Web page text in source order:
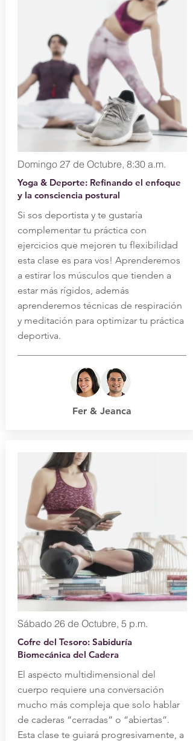
Domingo 27 de Octubre, 8:30 a.m.
Yoga & Deporte: Refinando el enfoque
y la consciencia postural
Si sos deportista y te gustaría
complementar tu práctica con
ejercicios que mejoren tu flexibilidad
esta clase es para vos! Aprenderemos
a estirar los músculos que tienden a
estar más rígidos, además
aprenderemos técnicas de respiración
y meditación para optimizar tu práctica
deportiva.
Fer & Jeanca
Sábado 26 de Octubre, 5 p.m.
Cofre del Tesoro: Sabiduría
Biomecánica del Cadera
El aspecto multidimensional del
cuerpo requiere una conversación
mucho más compleja que solo hablar
de caderas “cerradas” o “abiertas”.
Esta clase te guiará progresivamente, a